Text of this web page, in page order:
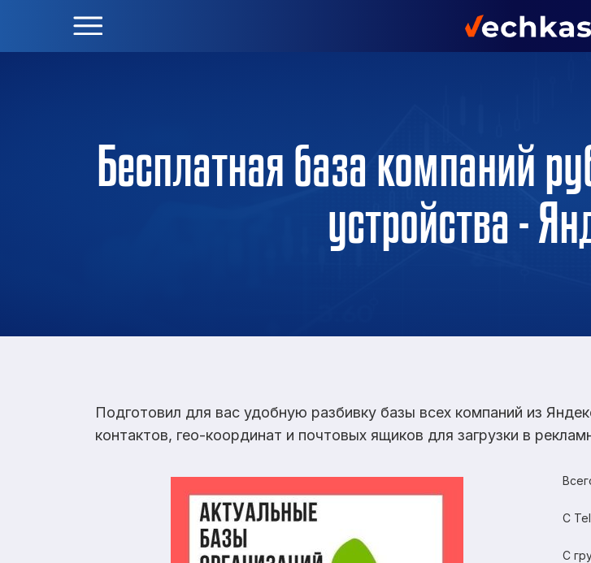
Бесплатная база компаний
устройства -
Подготовил для вас удобную разбивку базы всех компаний из
контактов, гео-координат и почтовых ящиков для загрузки в
С
С